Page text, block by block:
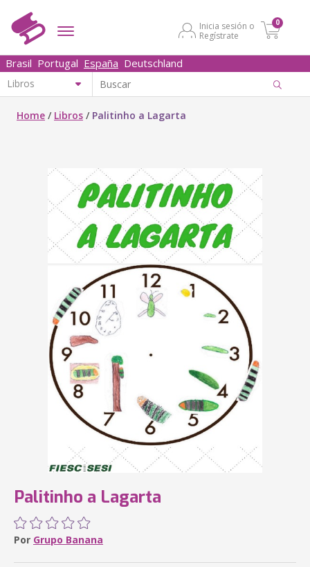
Inicia sesión o
Regístrate
0
Brasil Portugal España Deutschland
Home / Libros / Palitinho a Lagarta
Palitinho a Lagarta
Por Grupo Banana